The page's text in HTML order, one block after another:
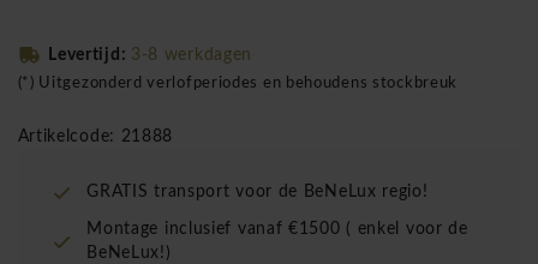
Levertijd: 3-8 werkdagen
(*) Uitgezonderd verlofperiodes en behoudens stockbreuk
Artikelcode: 21888
GRATIS transport voor de BeNeLux regio!
Montage inclusief vanaf €1500 ( enkel voor de
BeNeLux!)